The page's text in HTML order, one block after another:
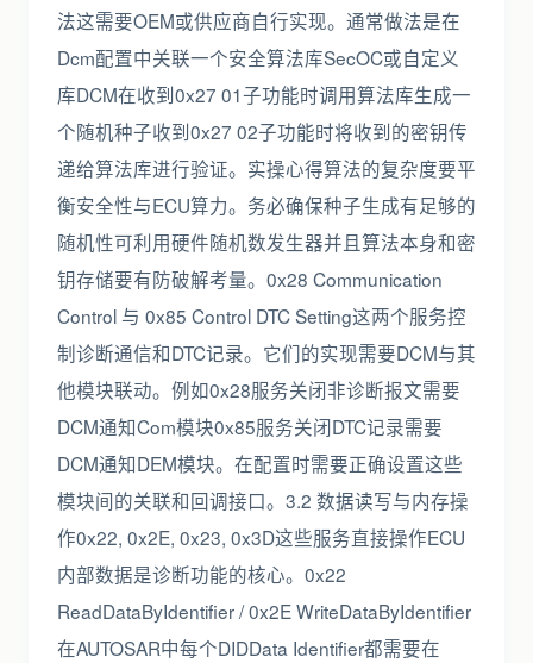
法这需要OEM或供应商自行实现。通常做法是在
Dcm配置中关联一个安全算法库SecOC或自定义
库DCM在收到0x27 01子功能时调用算法库生成一
个随机种子收到0x27 02子功能时将收到的密钥传
递给算法库进行验证。实操心得算法的复杂度要平
衡安全性与ECU算力。务必确保种子生成有足够的
随机性可利用硬件随机数发生器并且算法本身和密
钥存储要有防破解考量。0x28 Communication
Control 与 0x85 Control DTC Setting这两个服务控
制诊断通信和DTC记录。它们的实现需要DCM与其
他模块联动。例如0x28服务关闭非诊断报文需要
DCM通知Com模块0x85服务关闭DTC记录需要
DCM通知DEM模块。在配置时需要正确设置这些
模块间的关联和回调接口。3.2 数据读写与内存操
作0x22, 0x2E, 0x23, 0x3D这些服务直接操作ECU
内部数据是诊断功能的核心。0x22
ReadDataByIdentifier / 0x2E WriteDataByIdentifier
在AUTOSAR中每个DIDData Identifier都需要在